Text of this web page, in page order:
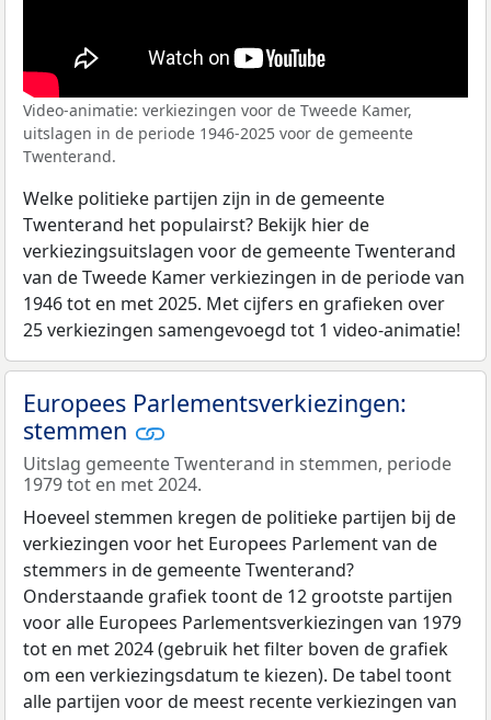
Video-animatie: verkiezingen voor de Tweede Kamer,
uitslagen in de periode 1946-2025 voor de gemeente
Twenterand.
Welke politieke partijen zijn in de gemeente
Twenterand het populairst? Bekijk hier de
verkiezingsuitslagen voor de gemeente Twenterand
van de Tweede Kamer verkiezingen in de periode van
1946 tot en met 2025. Met cijfers en grafieken over
25 verkiezingen samengevoegd tot 1 video-animatie!
Europees Parlementsverkiezingen:
stemmen
Uitslag gemeente Twenterand in stemmen, periode
1979 tot en met 2024.
Hoeveel stemmen kregen de politieke partijen bij de
verkiezingen voor het Europees Parlement van de
stemmers in de gemeente Twenterand?
Onderstaande grafiek toont de 12 grootste partijen
voor alle Europees Parlementsverkiezingen van 1979
tot en met 2024 (gebruik het filter boven de grafiek
om een verkiezingsdatum te kiezen). De tabel toont
alle partijen voor de meest recente verkiezingen van